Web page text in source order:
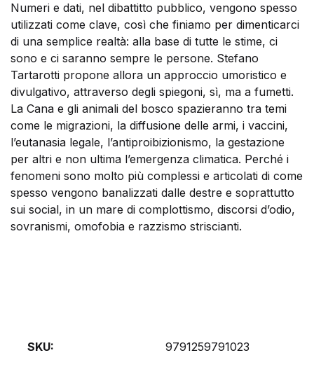
Numeri e dati, nel dibattitto pubblico, vengono spesso
utilizzati come clave, così che finiamo per dimenticarci
di una semplice realtà: alla base di tutte le stime, ci
sono e ci saranno sempre le persone. Stefano
Tartarotti propone allora un approccio umoristico e
divulgativo, attraverso degli spiegoni, sì, ma a fumetti.
La Cana e gli animali del bosco spazieranno tra temi
come le migrazioni, la diffusione delle armi, i vaccini,
l’eutanasia legale, l’antiproibizionismo, la gestazione
per altri e non ultima l’emergenza climatica. Perché i
fenomeni sono molto più complessi e articolati di come
spesso vengono banalizzati dalle destre e soprattutto
sui social, in un mare di complottismo, discorsi d’odio,
sovranismi, omofobia e razzismo striscianti.
SKU: 9791259791023